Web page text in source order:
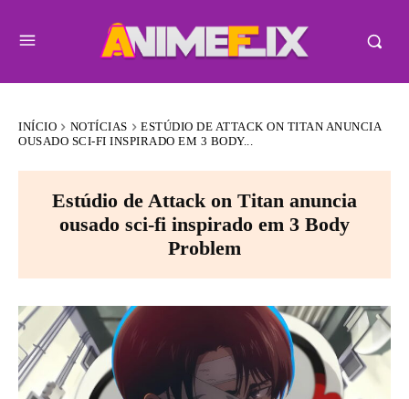
INÍCIO NOTÍCIAS
ESTÚDIO DE ATTACK ON TITAN ANUNCIA
OUSADO SCI-FI INSPIRADO EM 3 BODY...
Estúdio de Attack on Titan anuncia
ousado sci-fi inspirado em 3 Body
Problem